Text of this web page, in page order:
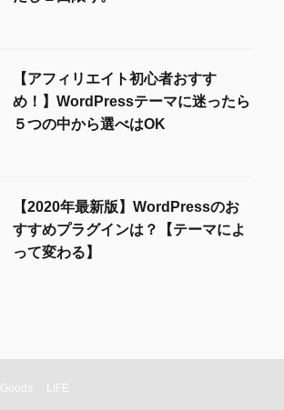
【アフィリエイト初心者おすす
め！】WordPressテーマに迷ったら
５つの中から選べはOK
【2020年最新版】WordPressのお
すすめプラグインは？【テーマによ
って変わる】
Goods LIFE